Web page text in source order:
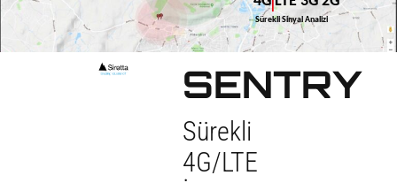
Sürekli Sinyal Analizi
SENTRY
Sürekli
4G/LTE